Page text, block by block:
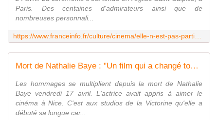
Paris. Des centaines d'admirateurs ainsi que de
nombreuses personnali...
Mort de Nathalie Baye : "Un film qui a changé toute ma vie", à Nice, les débuts de l'actrice avec Truffaut et le cinéma
Les hommages se multiplient depuis la mort de Nathalie
Baye vendredi 17 avril. L'actrice avait appris à aimer le
cinéma à Nice. C'est aux studios de la Victorine qu'elle a
débuté sa longue car...